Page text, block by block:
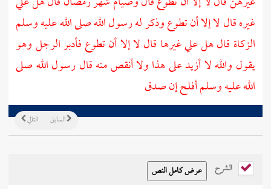
غيره قال لا إلا أن تطوع وذكر له رسول الله صلى الله عليه وسلم
الزكاة قال هل علي غيرها قال لا إلا أن تطوع فأدبر الرجل وهو
يقول والله لا أزيد على هذا ولا أنقص منه قال رسول الله صلى
الله عليه وسلم أفلح إن صدق
التالي السابق
الشرح